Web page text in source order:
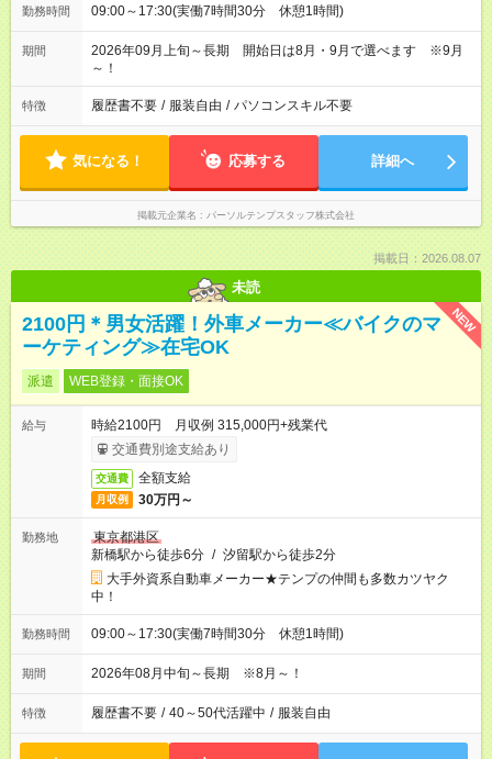
勤務時間 09:00～17:30(実働7時間30分 休憩1時間)
期間
2026年09月上旬～長期 開始日は8月・9月で選べます ※9月
～！
特徴 履歴書不要 / 服装自由 / パソコンスキル不要
気になる！ 応募する 詳細へ
掲載元企業名 パーソルテンプスタッフ株式会社
掲載日：2026.08.07
未読
NEW
2100円＊男女活躍！外車メーカー≪バイクのマ
ーケティング≫在宅OK
派遣 WEB登録・面接OK
給与
時給2100円 月収例 315,000円+残業代
交通費別途支給あり
交通費 全額支給
月収例 30万円～
勤務地
東京都港区
新橋駅から徒歩6分 / 汐留駅から徒歩2分
大手外資系自動車メーカー★テンプの仲間も多数カツヤク
中！
勤務時間 09:00～17:30(実働7時間30分 休憩1時間)
期間 2026年08月中旬～長期 ※8月～！
特徴 履歴書不要 / 40～50代活躍中 / 服装自由